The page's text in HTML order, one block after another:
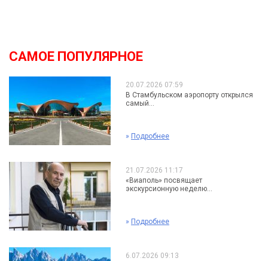
САМОЕ ПОПУЛЯРНОЕ
20.07.2026 07:59
В Стамбульском аэропорту открылся
самый...
» Подробнее
21.07.2026 11:17
«Виаполь» посвящает
экскурсионную неделю...
» Подробнее
6.07.2026 09:13